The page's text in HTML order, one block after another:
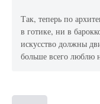
Так, теперь по
в готике, ни в
искусство должны
больше всего люблю